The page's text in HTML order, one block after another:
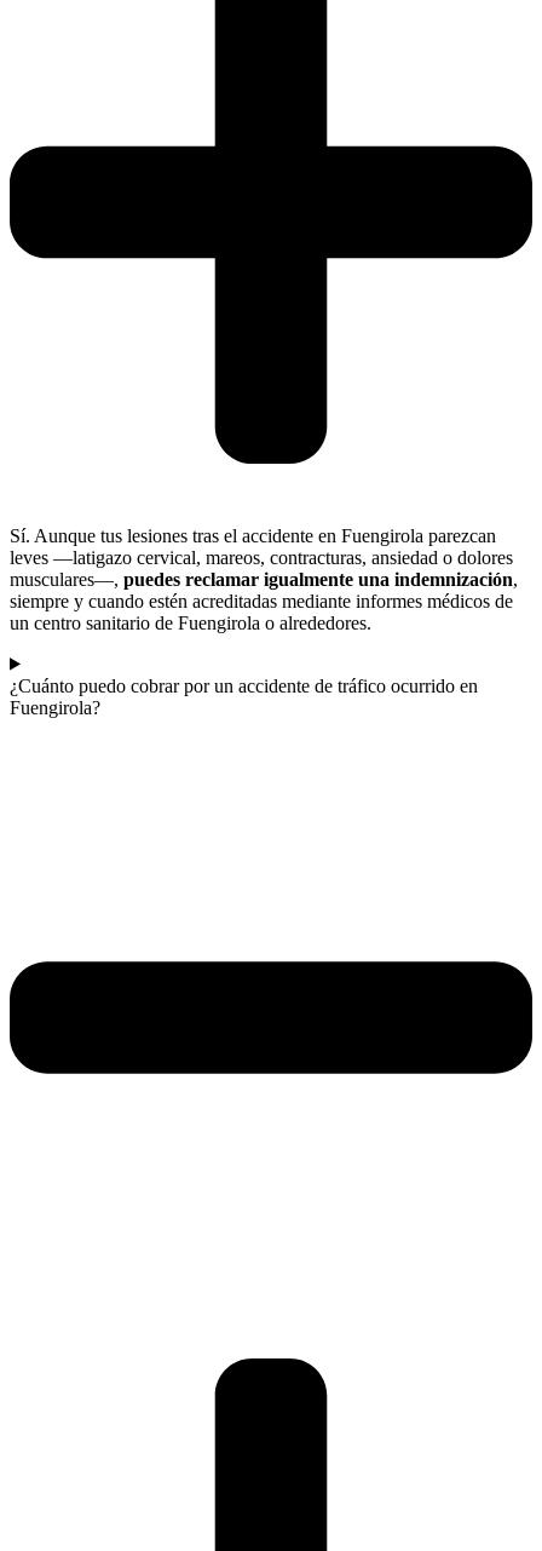
Sí. Aunque tus lesiones tras el accidente en Fuengirola parezcan
leves —latigazo cervical, mareos, contracturas, ansiedad o dolores
musculares—, puedes reclamar igualmente una indemnización,
siempre y cuando estén acreditadas mediante informes médicos de
un centro sanitario de Fuengirola o alrededores.
¿Cuánto puedo cobrar por un accidente de tráfico ocurrido en
Fuengirola?